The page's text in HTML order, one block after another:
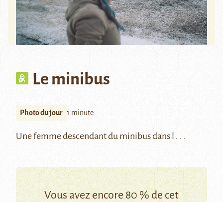
Le minibus
Photo du jour 1 minute
Une femme descendant du minibus dans l . . .
Vous avez encore 80 % de cet